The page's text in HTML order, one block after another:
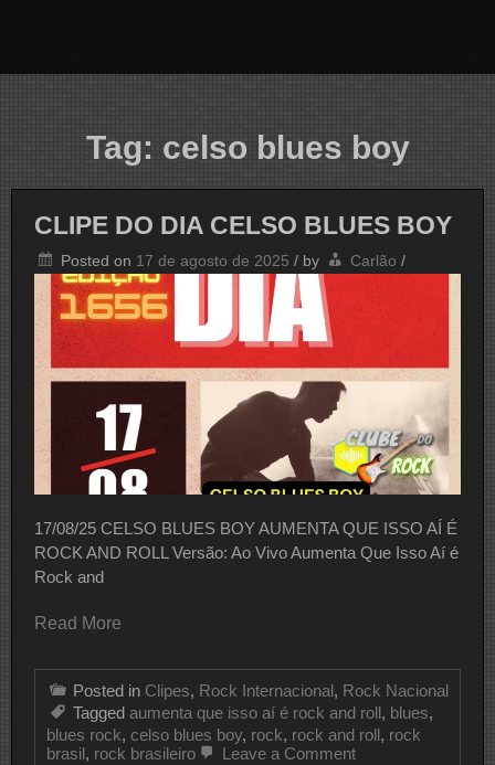
Tag: celso blues boy
CLIPE DO DIA CELSO BLUES BOY
Posted on 17 de agosto de 2025 / by Carlão /
17/08/25 CELSO BLUES BOY AUMENTA QUE ISSO AÍ É
ROCK AND ROLL Versão: Ao Vivo Aumenta Que Isso Aí é
Rock and
Read More
Posted in Clipes, Rock Internacional, Rock Nacional
Tagged aumenta que isso aí é rock and roll, blues,
blues rock, celso blues boy, rock, rock and roll, rock
brasil, rock brasileiro Leave a Commenton